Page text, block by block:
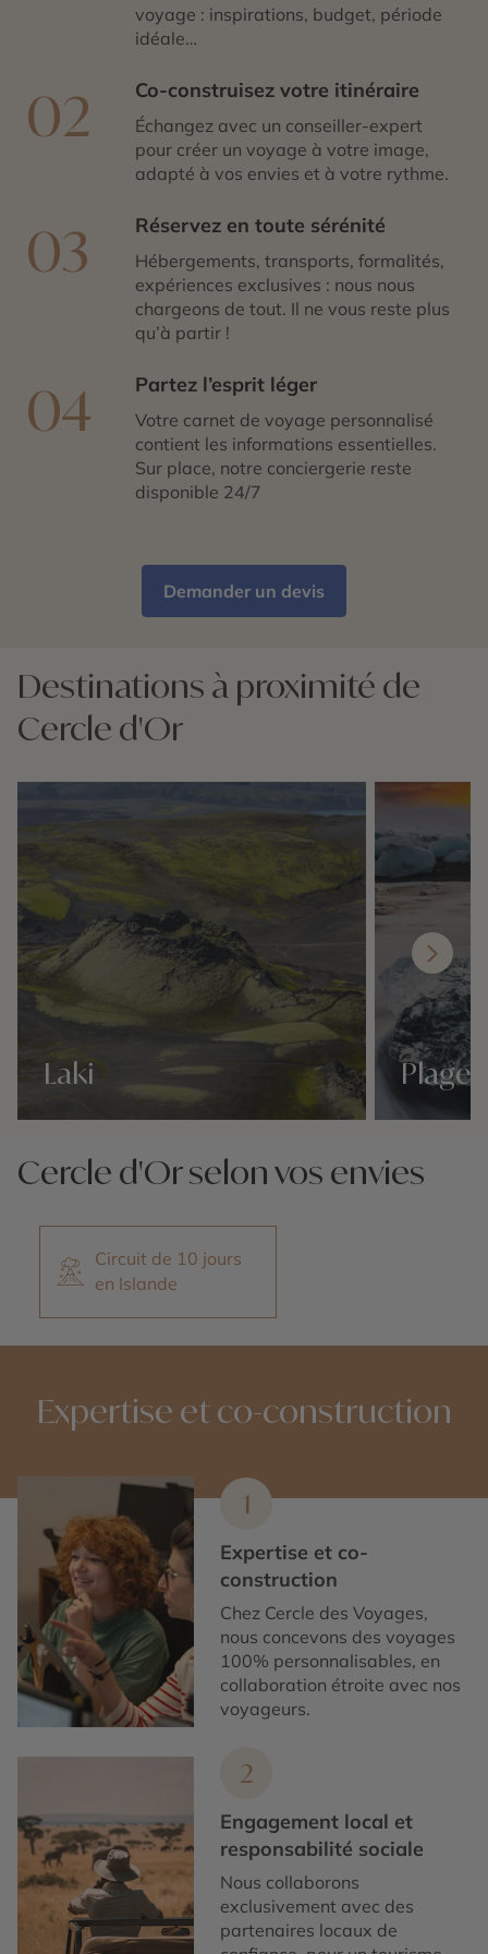
également d’une baignade relaxante dans leSecret
, une source chaude authentique et moins
voyage : inspirations, budget, période
idéale…
02 Co-construisez votre itinéraire
Échangez avec un conseiller-expert
pour créer un voyage à votre image,
adapté à vos envies et à votre rythme.
03 Réservez en toute sérénité
Hébergements, transports, formalités,
expériences exclusives : nous nous
chargeons de tout. Il ne vous reste plus
qu’à partir !
04 Partez l’esprit léger
Votre carnet de voyage personnalisé
contient les informations essentielles.
Sur place, notre conciergerie reste
disponible 24/7
Demander un devis
Destinations à proximité de
Cercle d'Or
Laki Plage
Cercle d'Or selon vos envies
Circuit de 10 jours
en Islande
Expertise et co-construction
1
Expertise et co-
construction
Chez Cercle des Voyages,
nous concevons des voyages
100% personnalisables, en
collaboration étroite avec nos
voyageurs.
2
Engagement local et
responsabilité sociale
Nous collaborons
exclusivement avec des
partenaires locaux de